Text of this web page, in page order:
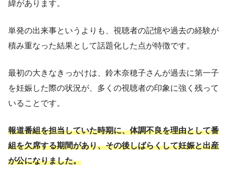
緯があります。
単発の出来事というよりも、視聴者の記憶や過去の経験が
積み重なった結果として話題化した点が特徴です。
最初の大きなきっかけは、鈴木奈穂子さんが過去に第一子
を妊娠した際の状況が、多くの視聴者の印象に強く残って
いることです。
報道番組を担当していた時期に、体調不良を理由として番
組を欠席する期間があり、その後しばらくして妊娠と出産
が公になりました。